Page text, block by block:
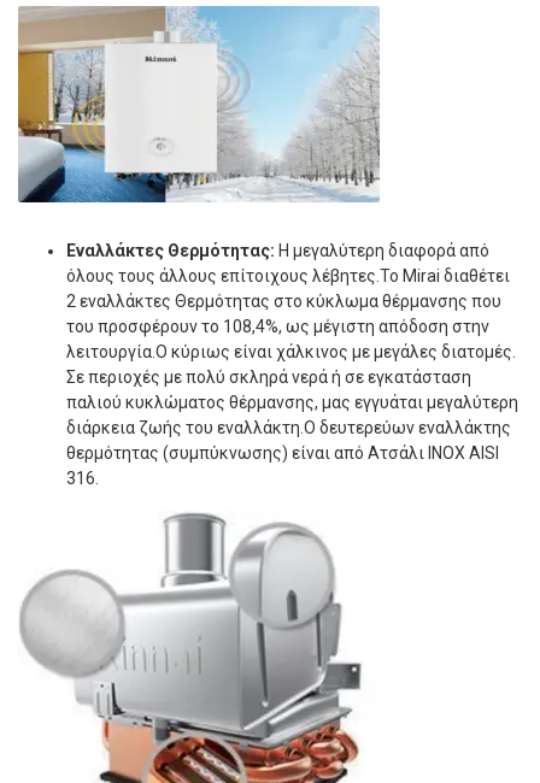
Εναλλάκτες Θερμότητας: Η μεγαλύτερη διαφορά από
όλους τους άλλους επίτοιχους λέβητες.Το Mirai διαθέτει
2 εναλλάκτες Θερμότητας στο κύκλωμα θέρμανσης που
του προσφέρουν το 108,4%, ως μέγιστη απόδοση στην
λειτουργία.Ο κύριως είναι χάλκινος με μεγάλες διατομές.
Σε περιοχές με πολύ σκληρά νερά ή σε εγκατάσταση
παλιού κυκλώματος θέρμανσης, μας εγγυάται μεγαλύτερη
διάρκεια ζωής του εναλλάκτη.Ο δευτερεύων εναλλάκτης
θερμότητας (συμπύκνωσης) είναι από Ατσάλι INOX AISI
316.